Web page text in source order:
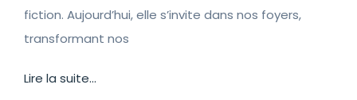
fiction. Aujourd’hui, elle s’invite dans nos foyers,
transformant nos
Lire la suite...